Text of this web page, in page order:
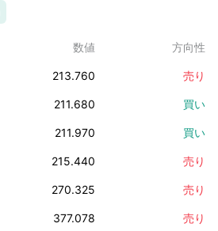
数値 方向性
213.760 売り
211.680 買い
211.970 買い
215.440 売り
270.325 売り
377.078 売り